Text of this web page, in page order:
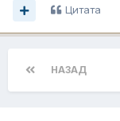
Цитата
НАЗАД